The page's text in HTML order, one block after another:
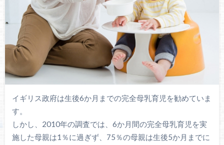
イギリス政府は生後6か月までの完全母乳育児を勧めていま
す。
しかし、2010年の調査では、6か月間の完全母乳育児を実
施した母親は1％に過ぎず、75％の母親は生後5か月までに